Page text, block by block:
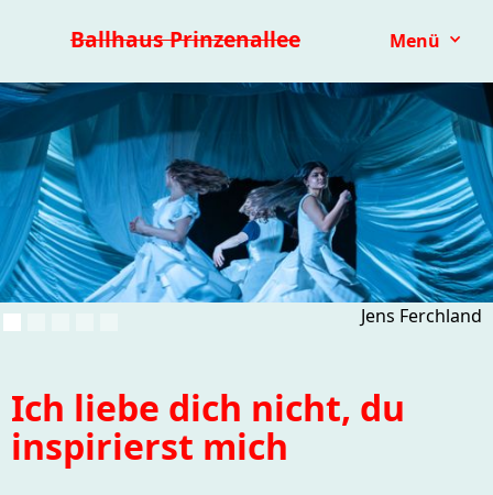
Ballhaus Prinzenallee Menü
Kinder- & Jugendtheater mit.mach.bühne
Jens Ferchland
Ich liebe dich nicht, du
inspirierst mich